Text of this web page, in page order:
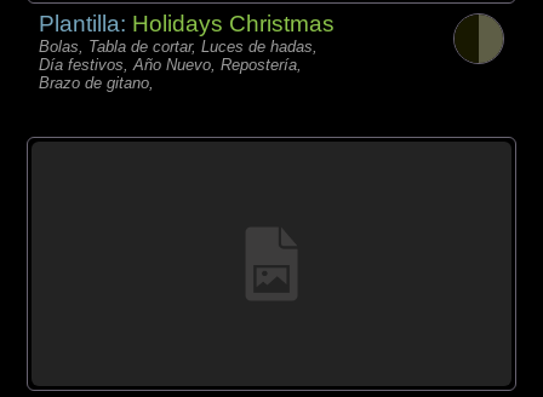
Plantilla: Holidays Christmas
Bolas, Tabla de cortar, Luces de hadas,
Día festivos, Año Nuevo, Repostería,
Brazo de gitano,